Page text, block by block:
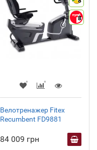
8
Велотренажер Fitex
Recumbent FD9881
84 009 грн